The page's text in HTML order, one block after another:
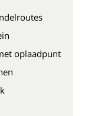
oplaadpunt